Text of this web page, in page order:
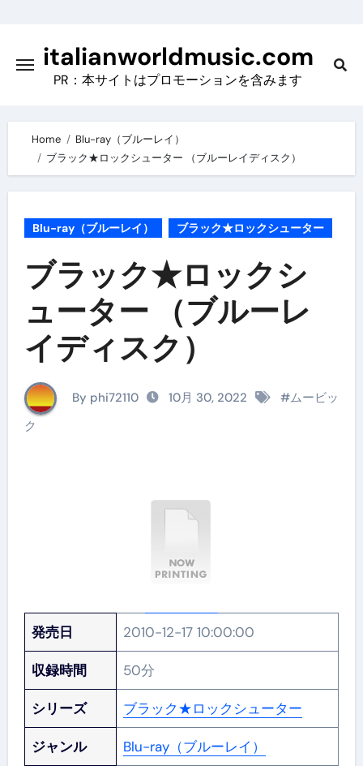
contentitalianworldmusic.com
PR：本サイトはプロモーションを含みます
Home
Blu-ray（ブルーレイ）
ブラック★ロックシューター （ブルーレイディスク）
Blu-ray（ブルーレイ） ブラック★ロックシューター
ブラック★ロックシ
ューター （ブルーレ
イディスク）
By phi72110 10月 30, 2022 #ムービッ
ク
発売日 2010-12-17 10:00:00
収録時間 50分
シリーズ ブラック★ロックシューター
ジャンル Blu-ray（ブルーレイ）